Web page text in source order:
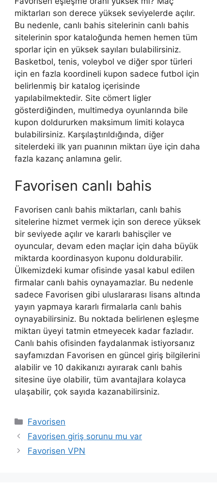
miktarları son derece yüksek seviyelerde açılır.
Bu nedenle, canlı bahis sitelerinin canlı bahis
sitelerinin spor kataloğunda hemen hemen tüm
sporlar için en yüksek sayıları bulabilirsiniz.
Basketbol, ​​tenis, voleybol ve diğer spor türleri
için en fazla koordineli kupon sadece futbol için
belirlenmiş bir katalog içerisinde
yapılabilmektedir. Site cömert ligler
gösterdiğinden, multimedya oyunlarında bile
kupon doldururken maksimum limiti kolayca
bulabilirsiniz. Karşılaştırıldığında, diğer
sitelerdeki ilk yarı puanının miktarı üye için daha
fazla kazanç anlamına gelir.
Favorisen canlı bahis
Favorisen canlı bahis miktarları, canlı bahis
sitelerine hizmet vermek için son derece yüksek
bir seviyede açılır ve kararlı bahisçiler ve
oyuncular, devam eden maçlar için daha büyük
miktarda koordinasyon kuponu doldurabilir.
Ülkemizdeki kumar ofisinde yasal kabul edilen
firmalar canlı bahis oynayamazlar. Bu nedenle
sadece Favorisen gibi uluslararası lisans altında
yayın yapmaya kararlı firmalarla canlı bahis
oynayabilirsiniz. Bu noktada belirlenen eşleşme
miktarı üyeyi tatmin etmeyecek kadar fazladır.
Canlı bahis ofisinden faydalanmak istiyorsanız
sayfamızdan Favorisen en güncel giriş bilgilerini
alabilir ve 10 dakikanızı ayırarak canlı bahis
sitesine üye olabilir, tüm avantajlara kolayca
ulaşabilir, çok sayıda kazanabilirsiniz.
Kategoriler
Favorisen
Favorisen giriş sorunu mu var
Favorisen VPN